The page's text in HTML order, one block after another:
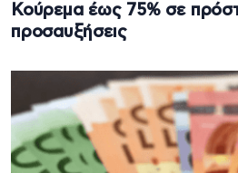
Κούρεμα έως 75% σε
προσαυξήσεις